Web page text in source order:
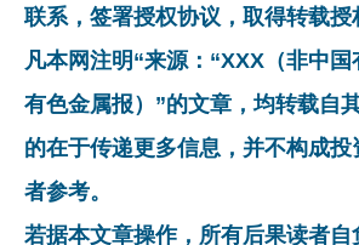
联系，签署授权协议，取得转载授
凡本网注明“来源：“XXX（非中国
有色金属报）”的文章，均转载自
的在于传递更多信息，并不构成
者参考。
若据本文章操作，所有后果读者自